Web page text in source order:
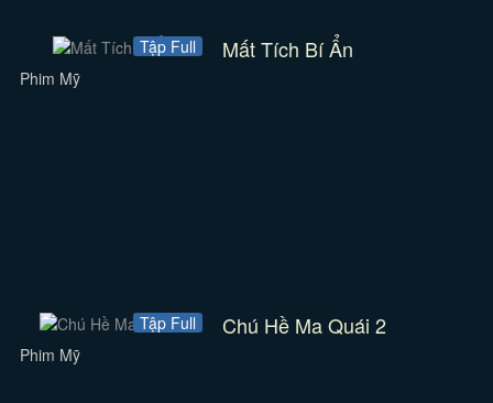
Tập Full Mất Tích Bí Ẩn
Phim Mỹ
Tập Full Chú Hề Ma Quái 2
Phim Mỹ